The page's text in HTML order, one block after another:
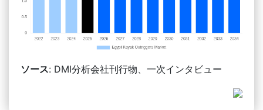
ソース: DMI分析会社刊行物、一次インタビュー